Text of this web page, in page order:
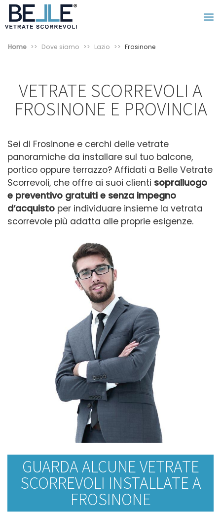
Home Dove siamo Lazio Frosinone
VETRATE SCORREVOLI A
FROSINONE E PROVINCIA
Sei di Frosinone e cerchi delle vetrate
panoramiche da installare sul tuo balcone,
portico oppure terrazzo? Affidati a Belle Vetrate
Scorrevoli, che offre ai suoi clienti sopralluogo
e preventivo gratuiti e senza impegno
d’acquisto per individuare insieme la vetrata
scorrevole più adatta alle proprie esigenze.
GUARDA ALCUNE VETRATE
SCORREVOLI INSTALLATE A
FROSINONE